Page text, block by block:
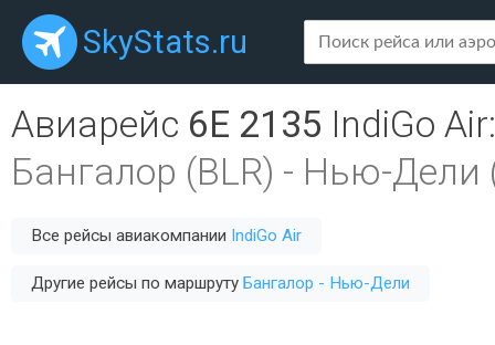
SkyStats.ru
Авиарейс 6E 2135 IndiGo Air:
Бангалор (BLR) - Нью-Дели
Все рейсы авиакомпании IndiGo Air
Другие рейсы по маршруту Бангалор - Нью-Дели